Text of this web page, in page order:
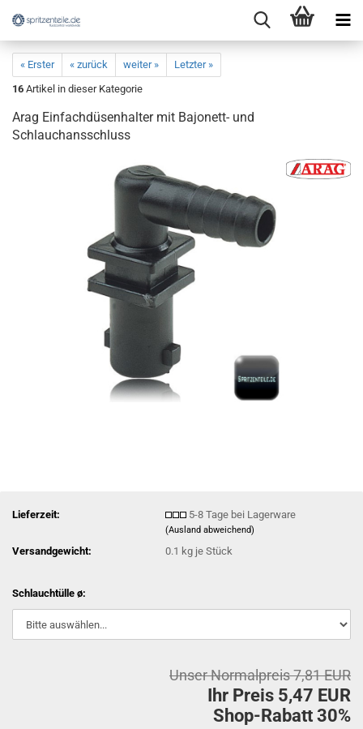
« Erster « zurück weiter »
Letzter »
16 Artikel in dieser Kategorie
Arag Einfachdüsenhalter mit Bajonett- und
Schlauchansschluss
Lieferzeit: 5-8 Tage bei Lagerware
(Ausland abweichend)
Versandgewicht: 0.1 kg je Stück
Schlauchtülle ø:
Unser Normalpreis 7,81 EUR
Ihr Preis 5,47 EUR
Shop-Rabatt 30%